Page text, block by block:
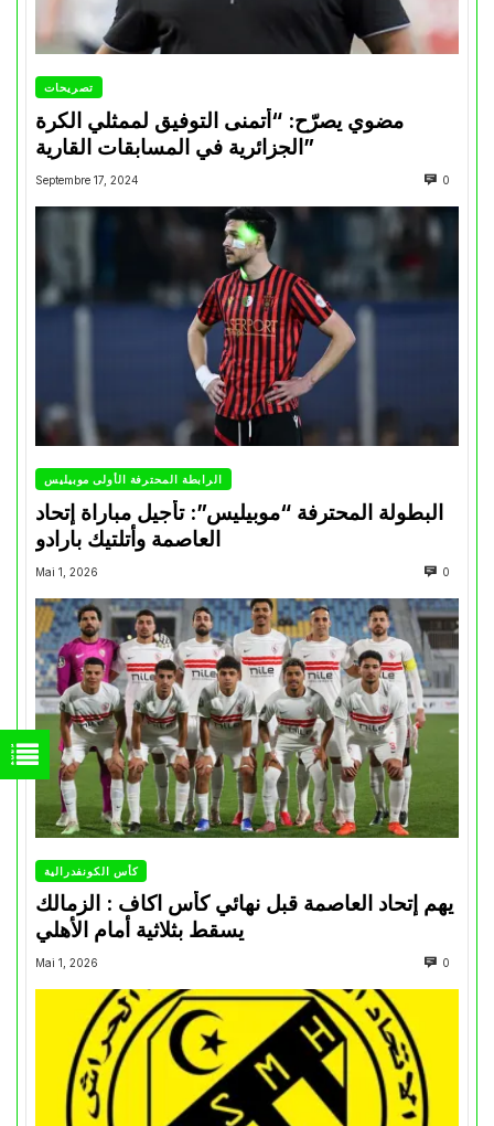
تصريحات
مضوي يصرّح: “أتمنى التوفيق لممثلي الكرة
الجزائرية في المسابقات القارية”
Septembre 17, 2024 0
الرابطة المحترفة الأولى موبيليس
البطولة المحترفة “موبيليس”: تأجيل مباراة إتحاد
العاصمة وأتلتيك بارادو
Mai 1, 2026 0
كأس الكونفدرالية
يهم إتحاد العاصمة قبل نهائي كأس اكاف : الزمالك
Mai 1, 2026 0